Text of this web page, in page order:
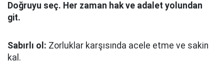
Doğruyu seç. Her zaman hak ve adalet yolundan
git.
Sabırlı ol: Zorluklar karşısında acele etme ve sakin
kal.